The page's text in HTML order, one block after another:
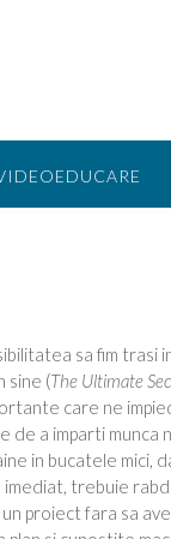
sa fim trasi
sine (The Ultimate
care ne
de a imparti munca
in bucatele mici,
imediat, trebuie
proiect fara sa